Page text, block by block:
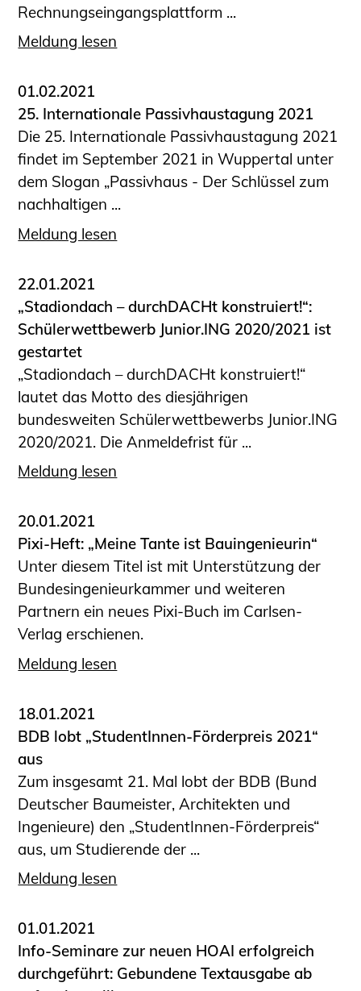
Rechnungseingangsplattform ...
Meldung lesen
01.02.2021
25. Internationale Passivhaustagung 2021
Die 25. Internationale Passivhaustagung 2021
findet im September 2021 in Wuppertal unter
dem Slogan „Passivhaus - Der Schlüssel zum
nachhaltigen ...
Meldung lesen
22.01.2021
„Stadiondach – durchDACHt konstruiert!“:
Schülerwettbewerb Junior.ING 2020/2021 ist
gestartet
„Stadiondach – durchDACHt konstruiert!“
lautet das Motto des diesjährigen
bundesweiten Schülerwettbewerbs Junior.ING
2020/2021. Die Anmeldefrist für ...
Meldung lesen
20.01.2021
Pixi-Heft: „Meine Tante ist Bauingenieurin“
Unter diesem Titel ist mit Unterstützung der
Bundesingenieurkammer und weiteren
Partnern ein neues Pixi-Buch im Carlsen-
Verlag erschienen.
Meldung lesen
18.01.2021
BDB lobt „StudentInnen-Förderpreis 2021“
aus
Zum insgesamt 21. Mal lobt der BDB (Bund
Deutscher Baumeister, Architekten und
Ingenieure) den „StudentInnen-Förderpreis“
aus, um Studierende der ...
Meldung lesen
01.01.2021
Info-Seminare zur neuen HOAI erfolgreich
durchgeführt: Gebundene Textausgabe ab